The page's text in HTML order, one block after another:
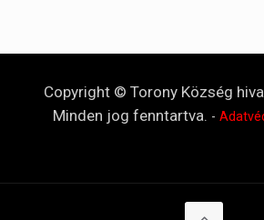
Copyright © Torony Község
Minden jog fenntartva. -